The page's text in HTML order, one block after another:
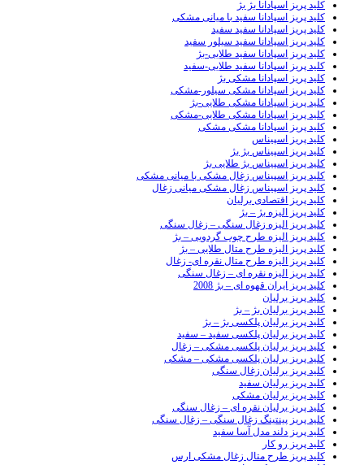
کلید پریز اسپادانا بژ بژ
کلید پریز اسپادانا سفید با میانی مشکی
کلید پریز اسپادانا سفید سفید
کلید پریز اسپادانا سفید سیلور سفید
کلید پریز اسپادانا سفید طلایی-بژ
کلید پریز اسپادانا سفید طلایی-سفید
کلید پریز اسپادانا مشکی بژ
کلید پریز اسپادانا مشکی سیلور-مشکی
کلید پریز اسپادانا مشکی طلایی-بژ
کلید پریز اسپادانا مشکی طلایی-مشکی
کلید پریز اسپادانا مشکی مشکی
کلید پریز اسپیناس
کلید پریز اسپیناس بژ بژ
کلید پریز اسپیناس بژ طلایی بژ
کلید پریز اسپیناس زغال مشکی با میانی مشکی
کلید پریز اسپیناس زغال مشکی میانی زغال
کلید پریز اقتصادی برلیان
کلید پریز الیزه بژ – بژ
کلید پریز الیزه زغال سنگی – زغال سنگی
کلید پریز الیزه طرح چوب گردویی – بژ
کلید پریز الیزه طرح متال طلایی – بژ
کلید پریز الیزه طرح متال نقره ای- زغال
کلید پریز الیزه نقره ای – زغال سنگی
کلید پریز ایران قهوه ای – بژ 2008
کلید پریز برلیان
کلید پریز برلیان بژ – بژ
کلید پریز برلیان پلکسی بژ – بژ
کلید پریز برلیان پلکسی سفید – سفید
کلید پریز برلیان پلکسی مشکی – زغال
کلید پریز برلیان پلکسی مشکی – مشکی
کلید پریز برلیان زغال سنگی
کلید پریز برلیان سفید
کلید پریز برلیان مشکی
کلید پریز برلیان نقره ای – زغال سنگی
کلید پریز پینتینگ زغال سنگی – زغال سنگی
کلید پریز دلند مدل آسا سفید
کلید پریز رو کار
کلید پریز طرح متال زغال مشکی ارس